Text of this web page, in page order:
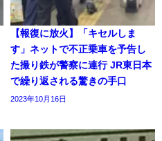
【報復に放火】「キセルしま
す」ネットで不正乗車を予告し
た撮り鉄が警察に連行 JR東日本
で繰り返される驚きの手口
2023年10月16日